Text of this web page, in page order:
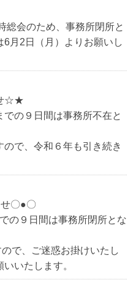
総会のため、事務所閉所と
月2日（月）よりお願いし
☆★
での９日間は事務所不在と
ので、令和６年も引き続き
〇●〇
の９日間は事務所閉所とな
で、ご迷惑お掛けいたし
いたします。